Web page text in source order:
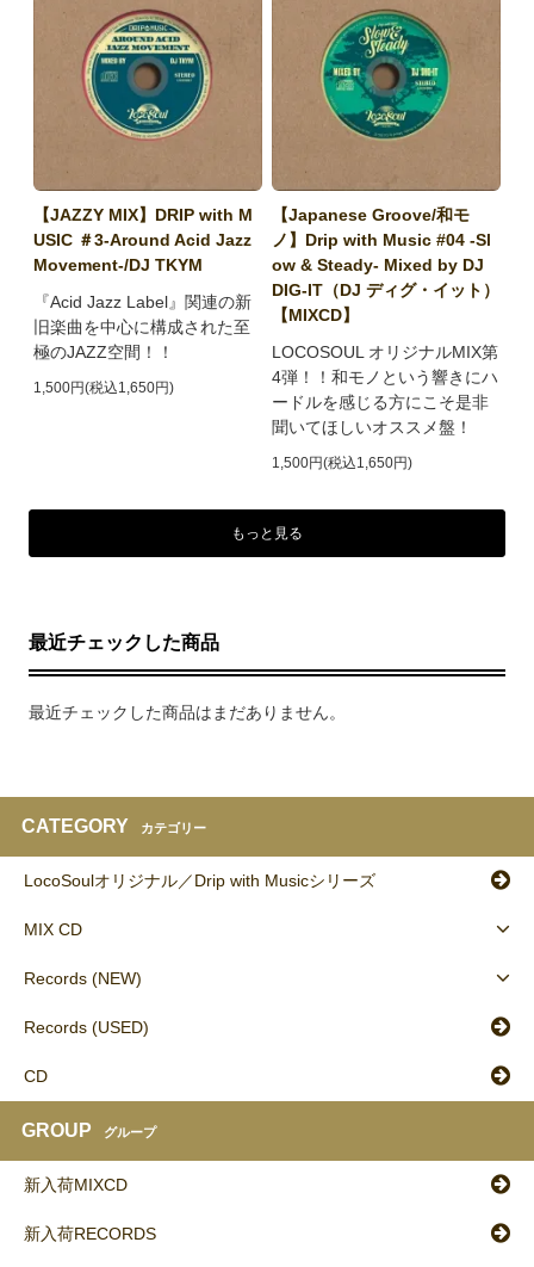
【JAZZY MIX】DRIP with M
USIC ＃3-Around Acid Jazz
Movement-/DJ TKYM
『Acid Jazz Label』関連の新
旧楽曲を中心に構成された至
極のJAZZ空間！！
1,500円(税込1,650円)
【Japanese Groove/和モ
ノ】Drip with Music #04 -Sl
ow & Steady- Mixed by DJ
DIG-IT（DJ ディグ・イット）
【MIXCD】
LOCOSOUL オリジナルMIX第
4弾！！和モノという響きにハ
ードルを感じる方にこそ是非
聞いてほしいオススメ盤！
1,500円(税込1,650円)
もっと見る
最近チェックした商品
最近チェックした商品はまだありません。
CATEGORY カテゴリー
LocoSoulオリジナル／Drip with Musicシリーズ
MIX CD
Records (NEW)
Records (USED)
CD
GROUP グループ
新入荷MIXCD
新入荷RECORDS